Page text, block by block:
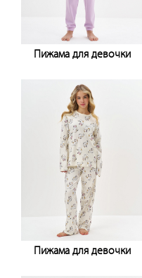
Пижама для девочки
Пижама для девочки